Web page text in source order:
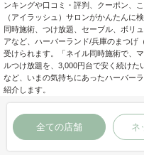
ンキングや口コミ・評判、クーポン、
（アイラッシュ）サロンがかんたんに
同時施術、つけ放題、セーブル、ボリ
アなど、ハーバーランド/兵庫のまつげ
受けられます。「ネイル同時施術で、
ルつけ放題を、3,000円台で安く続けた
など、いまの気持ちにあったハーバー
紹介します。
全ての店舗 ネ